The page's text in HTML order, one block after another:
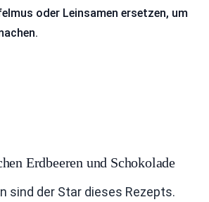
oder Leinsamen ersetzen, um
Erdbeeren und Schokolade
sind der Star dieses Rezepts.